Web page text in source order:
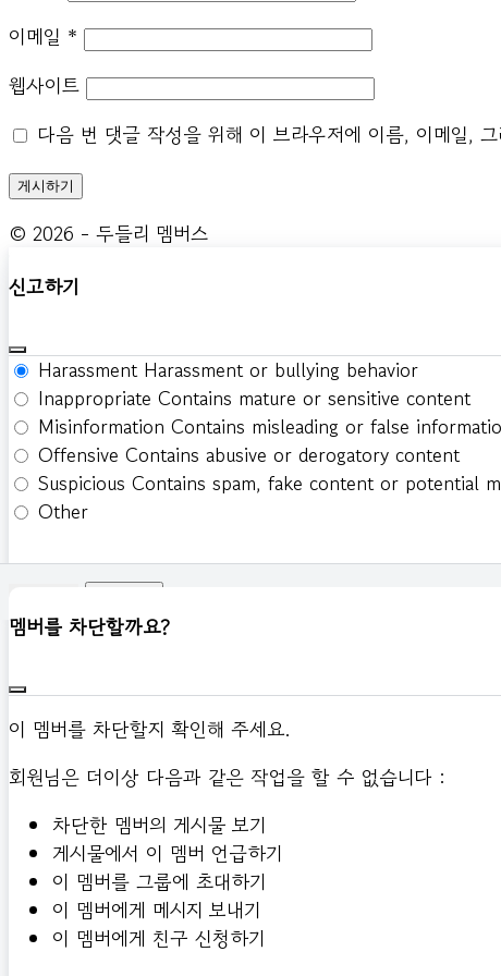
이메일 *
웹사이트
다음 번 댓글 작성을 위해 이 브라우저에 이름, 이메일,
© 2026 - 두들리 멤버스
신고하기
Harassment Harassment or bullying behavior
Inappropriate Contains mature or sensitive content
Misinformation Contains misleading or false
Offensive Contains abusive or derogatory content
Suspicious Contains spam, fake content or potential
Other
멤버를 차단할까요?
이 멤버를 차단할지 확인해 주세요.
회원님은 더이상 다음과 같은 작업을 할 수 없습니다 :
차단한 멤버의 게시물 보기
게시물에서 이 멤버 언급하기
이 멤버를 그룹에 초대하기
이 멤버에게 메시지 보내기
이 멤버에게 친구 신청하기